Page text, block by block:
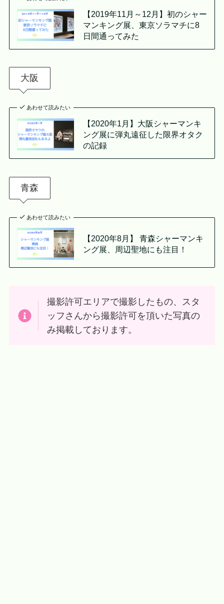
【2019年11月～12月】初のシャー
マンキング展、東京ソラマチに8
日間通ってみた
大阪
あわせて読みたい
【2020年1月】大阪シャーマンキ
ング展に弾丸遠征した限界オタク
の記録
青森
あわせて読みたい
【2020年8月】 青森シャーマンキ
ング展、周辺聖地にも注目！
撮影許可エリアで撮影したもの、スタ
ッフさんから撮影許可を頂いた写真の
み掲載しております。